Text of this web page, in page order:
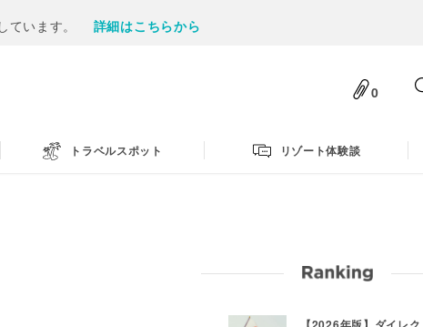
います。 詳細はこちらから
0
トラベルスポット リゾート体験談